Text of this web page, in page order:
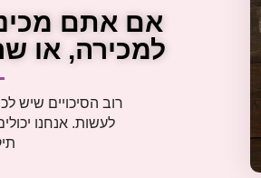
אם אתם
למכירה, או
רוב הסיכויים שיש